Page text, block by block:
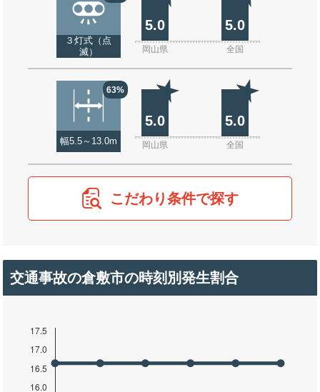
３灯式（点
滅）
5.0 5.0
岡山県 全国
63%
幅5.5～13.0m
5.0 5.0
岡山県 全国
こだわり条件で探す
交通事故の倉敷市の時刻別発生割合